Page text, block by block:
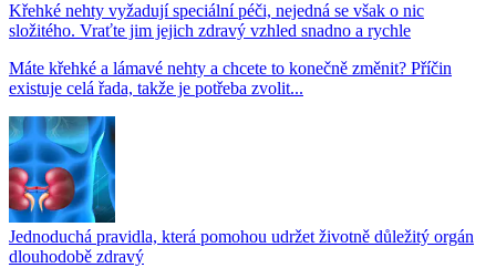
Křehké nehty vyžadují speciální péči, nejedná se však o nic
složitého. Vraťte jim jejich zdravý vzhled snadno a rychle
Máte křehké a lámavé nehty a chcete to konečně změnit? Příčin
existuje celá řada, takže je potřeba zvolit...
Jednoduchá pravidla, která pomohou udržet životně důležitý orgán
dlouhodobě zdravý